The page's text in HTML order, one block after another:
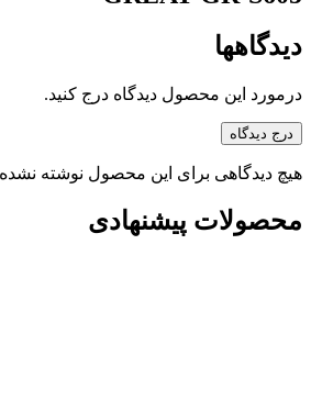
دیدگاهها
درمورد این محصول دیدگاه درج کنید.
درج دیدگاه
هیچ دیدگاهی برای این محصول نوشته
محصولات پیشنهادی